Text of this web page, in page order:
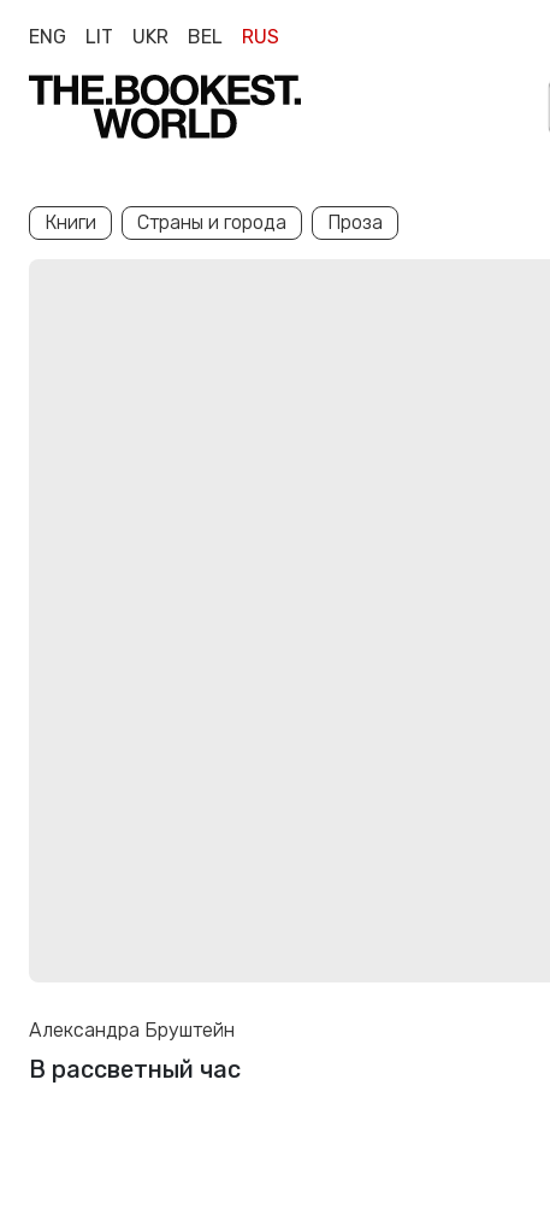
ENG LIT UKR BEL RUS
Книги Страны и города Проза
Александра Бруштейн
В рассветный час